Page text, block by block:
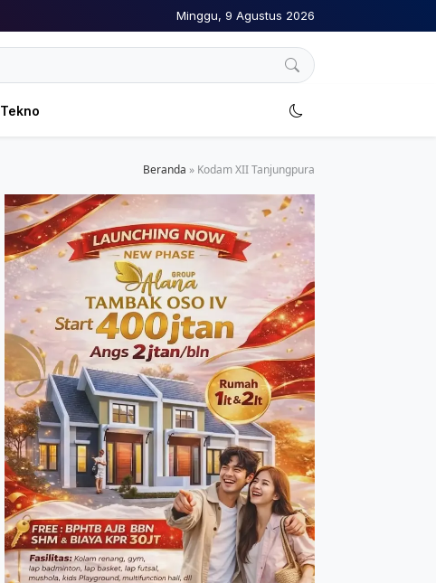
Minggu, 9 Agustus 2026
Tekno
Beranda » Kodam XII Tanjungpura